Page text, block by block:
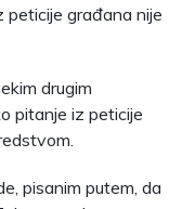
peticije građana nije
drugim
pitanje iz peticije
pisanim putem, da